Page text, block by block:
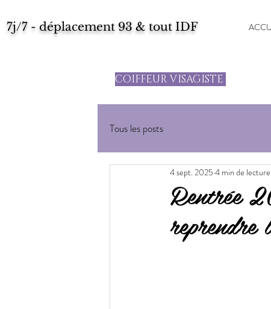
7j/7 - déplacement 93 & tout IDF
COIFFEUR VISAGISTE
Tous les posts
Rentrée
reprendre
4 sept. 2025 4 min de lecture